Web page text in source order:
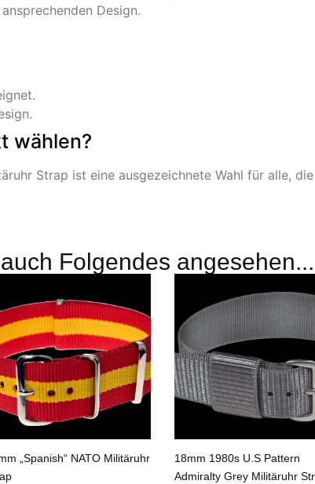
Design.
wählen?
Strap ist eine ausgezeichnete Wahl für alle,
Folgendes angesehen...
„Spanish“ NATO Militäruhr
18mm 1980s U.S Pattern
Admiralty Grey Militäruhr